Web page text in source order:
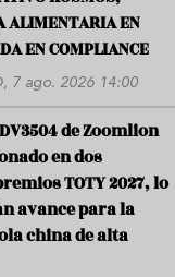
ALIMENTARIA EN
EN COMPLIANCE
7 ago. 2026 14:00
de Zoomlion
en dos
TOTY 2027, lo
avance para la
china de alta